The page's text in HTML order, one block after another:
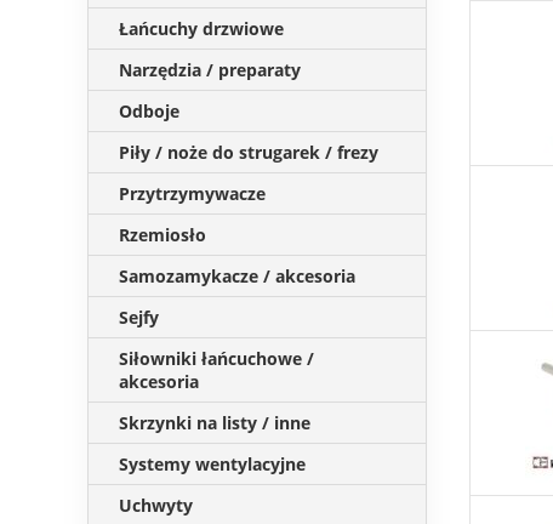
Łańcuchy drzwiowe
Narzędzia / preparaty
Odboje
Piły / noże do strugarek / frezy
Przytrzymywacze
Rzemiosło
Samozamykacze / akcesoria
Sejfy
Siłowniki łańcuchowe /
akcesoria
Skrzynki na listy / inne
Systemy wentylacyjne
Uchwyty